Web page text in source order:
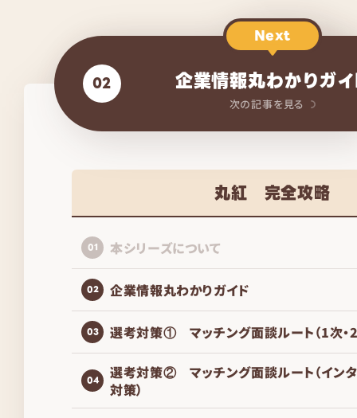
02
Next
企業情報丸わかりガ
次の記事を見る
丸紅 完全攻略
01 本シリーズについて
02 企業情報丸わかりガイド
03 選考対策① マッチング面談ルート（1次・
04
選考対策② マッチング面談ルート（イン
対策）